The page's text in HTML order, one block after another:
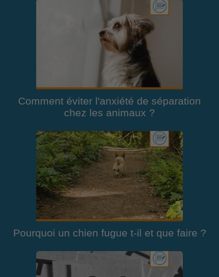
Comment éviter l'anxiété de séparation
chez les animaux ?
Pourquoi un chien fugue t-il et que faire ?